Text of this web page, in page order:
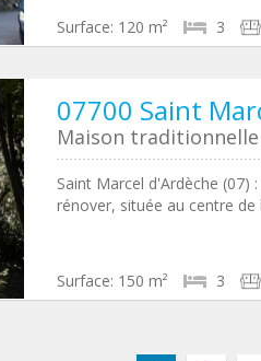
Surface: 120 m² 3
07700 Saint
Maison traditionnelle
Saint Marcel d'Ardèche (07)
rénover, située au centre
Surface: 150 m² 3